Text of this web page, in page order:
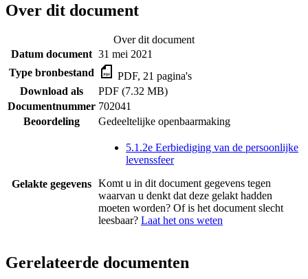
Over dit document
Over dit document
Datum document 31 mei 2021
Type bronbestand
PDF, 21 pagina's
Download als
PDF (7.32 MB)
Documentnummer 702041
Beoordeling
Gedeeltelijke openbaarmaking
Gelakte gegevens
5.1.2e Eerbiediging van de persoonlijke
levenssfeer
Komt u in dit document gegevens tegen
waarvan u denkt dat deze gelakt hadden
moeten worden? Of is het document slecht
leesbaar? Laat het ons weten
Gerelateerde documenten